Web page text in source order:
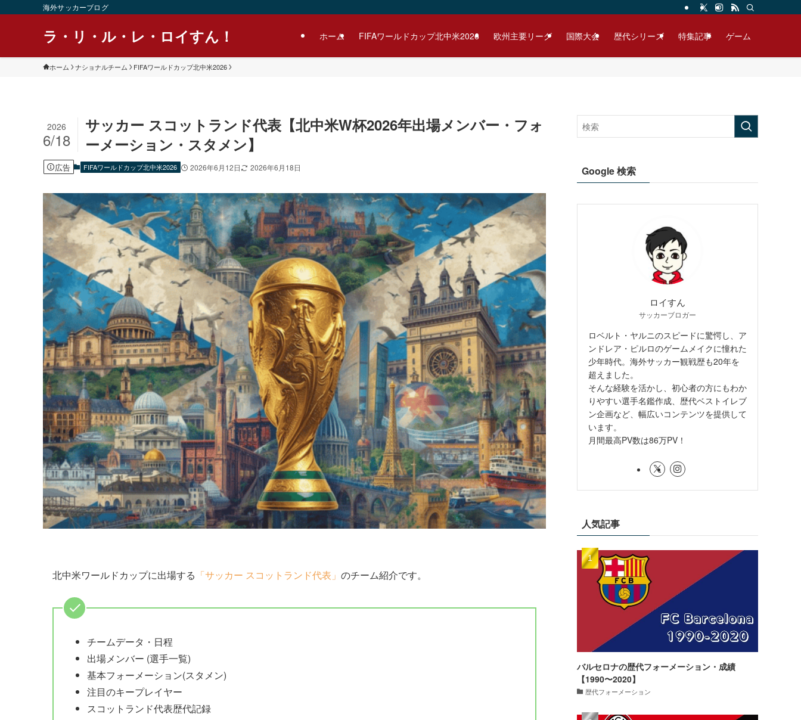
海外サッカーブログ
ラ・リ・ル・レ・ロイすん！ ホーム FIFAワールドカップ北中米2026 欧州主要リーグ 国際大会 歴代シリーズ 特集記事 ゲーム
ホーム ナショナルチーム FIFAワールドカップ北中米2026
サッカー スコットランド代表【北中米W杯2026年出場メンバー・フォ
ーメーション・スタメン】
2026
6/18
広告 FIFAワールドカップ北中米2026 2026年6月12日 2026年6月18日
北中米ワールドカップに出場する 「サッカー スコットランド代表」 のチーム紹介です。
チームデータ・日程
出場メンバー (選手一覧)
基本フォーメーション(スタメン)
注目のキープレイヤー
スコットランド代表歴代記録
Google 検索
ロイすん
サッカーブロガー
ロベルト・ヤルニのスピードに驚愕し、ア
ンドレア・ピルロのゲームメイクに憧れた
少年時代。海外サッカー観戦歴も20年を
超えました。
そんな経験を活かし、初心者の方にもわか
りやすい選手名鑑作成、歴代ベストイレブ
ン企画など、幅広いコンテンツを提供して
います。
月間最高PV数は86万PV！
人気記事
バルセロナの歴代フォーメーション・成績
【1990〜2020】
歴代フォーメーション